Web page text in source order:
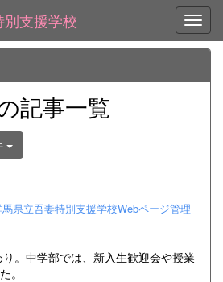
支援学校
記事一覧
県立吾妻特別支援学校Webページ管理
。中学部では、新入生歓迎会や授業
。